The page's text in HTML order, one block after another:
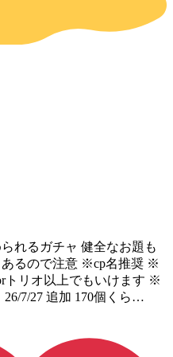
れるガチャ 健全なお題も
あるので注意 ※cp名推奨 ※
トリオ以上でもいけます ※
7/27 追加 170個くら…